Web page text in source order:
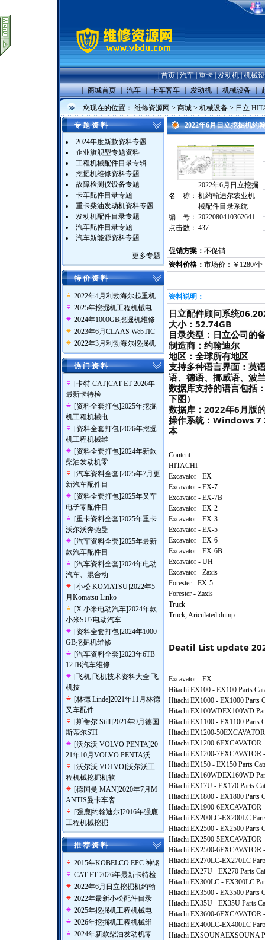
|首页|汽车|重卡|发动机|机械
| 商城首页 | 汽车 | 卡车客车 | 发动机 | 机械设备 |
您现在的位置： 维修资源网 > 商城 > 机械设备 > 日立
专 题 资 料
2024年度新款资料专题
企业旗舰型专题资料
工程机械配件目录专辑
挖掘机维修资料专题
故障检测仪设备专题
卡车配件目录专题
重卡柴油发动机资料专题
发动机配件目录专题
汽车配件目录专题
汽车新能源资料专题
更多专题
特 价 资 料
2022年4月利勃海尔起重机
2025年挖掘机工程机械电
2024年1000GB挖掘机维修
2023年6月CLAAS WebTIC
2022年3月利勃海尔挖掘机
热 门 资 料
[卡特 CAT]CAT ET 2026年
最新卡特检
[资料全套打包]2025年挖掘
机工程机械电
[资料全套打包]2026年挖掘
机工程机械维
[资料全套打包]2024年新款
柴油发动机零
[汽车资料全套]2025年7月更
新汽车配件目
[资料全套打包]2025年叉车
电子零配件目
[重卡资料全套]2025年重卡
沃尔沃奔驰曼
[汽车资料全套]2025年最新
款汽车配件目
[汽车资料全套]2024年电动
汽车、混合动
[小松 KOMATSU]2022年5
月Komatsu Linko
[X 小米电动汽车]2024年款
小米SU7电动汽车
[资料全套打包]2024年1000
GB挖掘机维修
[汽车资料全套]2023年6TB-
12TB汽车维修
[飞机]飞机技术资料大全 飞
机技
[林德 Linde]2021年11月林德
叉车配件
[斯蒂尔 Still]2021年9月德国
斯蒂尔STI
[沃尔沃 VOLVO PENTA]20
21年10月VOLVO PENTA沃
[沃尔沃 VOLVO]沃尔沃工
程机械挖掘机软
[德国曼 MAN]2020年7月M
ANTIS曼卡车客
[强鹿|约翰迪尔]2016年强鹿
工程机械挖掘
推 荐 资 料
2015年KOBELCO EPC 神钢
CAT ET 2026年最新卡特检
2022年6月日立挖掘机约翰
2022年最新小松配件目录
2025年挖掘机工程机械电
2026年挖掘机工程机械维
2024年新款柴油发动机零
2022年6月日立挖掘机约
名 称：
2022年6月日立挖掘
机约翰迪尔农业机
械配件目录系统
编 号： 2022080410362641
点击数： 437
促销方案： 不促销
资料价格： 市场价：￥1280/
资料说明：
日立配件顾问系统
大小：52.74GB
目录类型：日立公司的
制造商：约翰迪尔
地区：全球所有地区
支持多种语言界面：英
语、德语、挪威语、波
数据库支持的语言包括
下图）
数据库：2022年6月版
操作系统：Windows
本
Content:
HITACHI
Excavator - EX
Excavator - EX-7
Excavator - EX-7B
Excavator - EX-2
Excavator - EX-3
Excavator - EX-5
Excavator - EX-6
Excavator - EX-6B
Excavator - UH
Excavator - Zaxis
Forester - EX-5
Forester - Zaxis
Truck
Truck, Ariculated dump
Deatil List update
Excavator - EX:
Hitachi EX100 - EX100 Parts
Hitachi EX1000 - EX1000 Parts
Hitachi EX100WDEX100WD
Hitachi EX1100 - EX1100 Parts
Hitachi EX1200-
Hitachi EX1200-6EXCAVATOR
Hitachi EX1200-7EXCAVATOR
Hitachi EX150 - EX150 Parts
Hitachi EX160WDEX160WD
Hitachi EX17U - EX170 Parts
Hitachi EX1800 - EX1800 Parts
Hitachi EX1900-6EXCAVATOR
Hitachi EX200LC-EX200LC
Hitachi EX2500 - EX2500 Parts
Hitachi EX2500-5EXCAVATOR
Hitachi EX2500-6EXCAVATOR
Hitachi EX270LC-EX270LC
Hitachi EX27U - EX270 Parts
Hitachi EX300LC - EX300LC
Hitachi EX3500 - EX3500 Parts
Hitachi EX35U - EX35U Parts
Hitachi EX3600-6EXCAVATOR
Hitachi EX400LC-EX400LC
Hitachi EXSOUNAEXSOUNA